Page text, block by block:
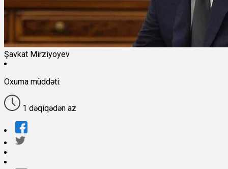
Şavkat Mirziyoyev
Oxuma müddəti:
1 dəqiqədən az